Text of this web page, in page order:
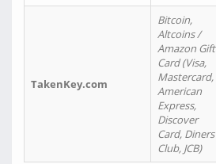
TakenKey.com
Bitcoin,
Altcoins /
Amazon Gift
Card (Visa,
Mastercard,
American
Express,
Discover
Card, Diners
Club, JCB)